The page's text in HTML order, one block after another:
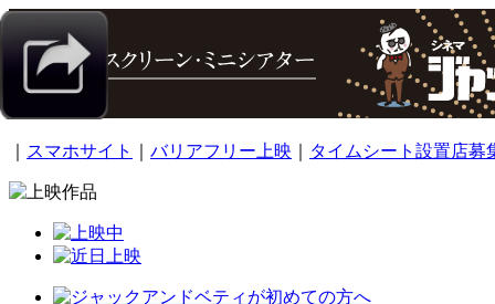
スマホサイト バリアフリー上映 タイムシート設置店募